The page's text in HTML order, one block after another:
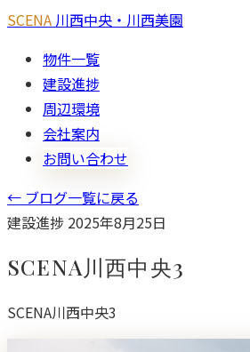
SCENA 川西中央・川西美園
物件一覧
建設進捗
周辺環境
会社案内
お問い合わせ
← ブログ一覧に戻る
建設進捗 2025年8月25日
SCENA川西中央3
SCENA川西中央3